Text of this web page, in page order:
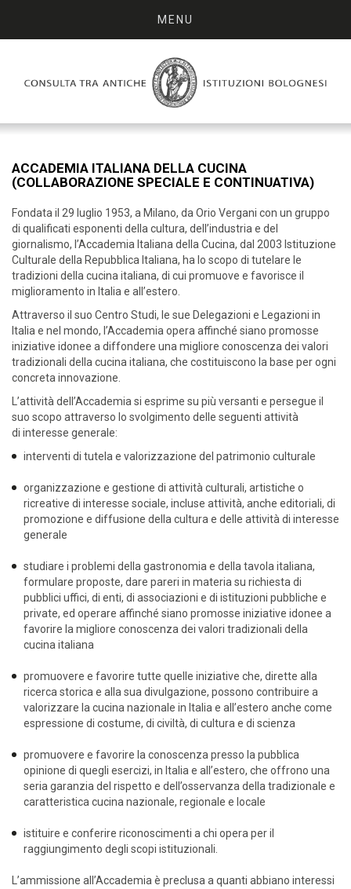
MENU
ACCADEMIA ITALIANA DELLA CUCINA
(COLLABORAZIONE SPECIALE E CONTINUATIVA)
Fondata il 29 luglio 1953, a Milano, da Orio Vergani con un gruppo
di qualificati esponenti della cultura, dell’industria e del
giornalismo, l’Accademia Italiana della Cucina, dal 2003 Istituzione
Culturale della Repubblica Italiana, ha lo scopo di tutelare le
tradizioni della cucina italiana, di cui promuove e favorisce il
miglioramento in Italia e all’estero.
Attraverso il suo Centro Studi, le sue Delegazioni e Legazioni in
Italia e nel mondo, l’Accademia opera affinché siano promosse
iniziative idonee a diffondere una migliore conoscenza dei valori
tradizionali della cucina italiana, che costituiscono la base per ogni
concreta innovazione.
L’attività dell’Accademia si esprime su più versanti e persegue il
suo scopo attraverso lo svolgimento delle seguenti attività
di interesse generale:
interventi di tutela e valorizzazione del patrimonio culturale
organizzazione e gestione di attività culturali, artistiche o
ricreative di interesse sociale, incluse attività, anche editoriali, di
promozione e diffusione della cultura e delle attività di interesse
generale
studiare i problemi della gastronomia e della tavola italiana,
formulare proposte, dare pareri in materia su richiesta di
pubblici uffici, di enti, di associazioni e di istituzioni pubbliche e
private, ed operare affinché siano promosse iniziative idonee a
favorire la migliore conoscenza dei valori tradizionali della
cucina italiana
promuovere e favorire tutte quelle iniziative che, dirette alla
ricerca storica e alla sua divulgazione, possono contribuire a
valorizzare la cucina nazionale in Italia e all’estero anche come
espressione di costume, di civiltà, di cultura e di scienza
promuovere e favorire la conoscenza presso la pubblica
opinione di quegli esercizi, in Italia e all’estero, che offrono una
seria garanzia del rispetto e dell’osservanza della tradizionale e
caratteristica cucina nazionale, regionale e locale
istituire e conferire riconoscimenti a chi opera per il
raggiungimento degli scopi istituzionali.
L’ammissione all’Accademia è preclusa a quanti abbiano interessi